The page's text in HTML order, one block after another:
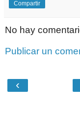
Compartir
No hay
Publicar un
‹